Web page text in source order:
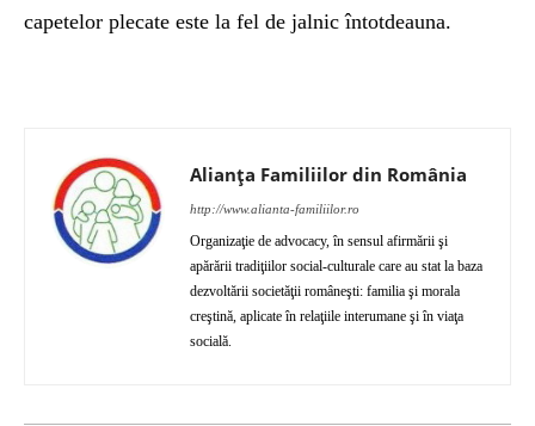
capetelor plecate este la fel de jalnic întotdeauna.
Alianța Familiilor din România
http://www.alianta-familiilor.ro
Organizaţie de advocacy, în sensul afirmării şi
apărării tradiţiilor social-culturale care au stat la baza
dezvoltării societăţii româneşti: familia şi morala
creştină, aplicate în relaţiile interumane şi în viaţa
socială.